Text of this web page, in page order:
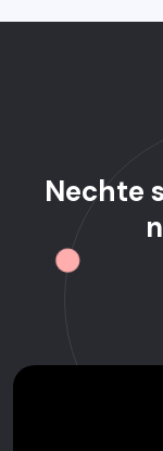
Nechte